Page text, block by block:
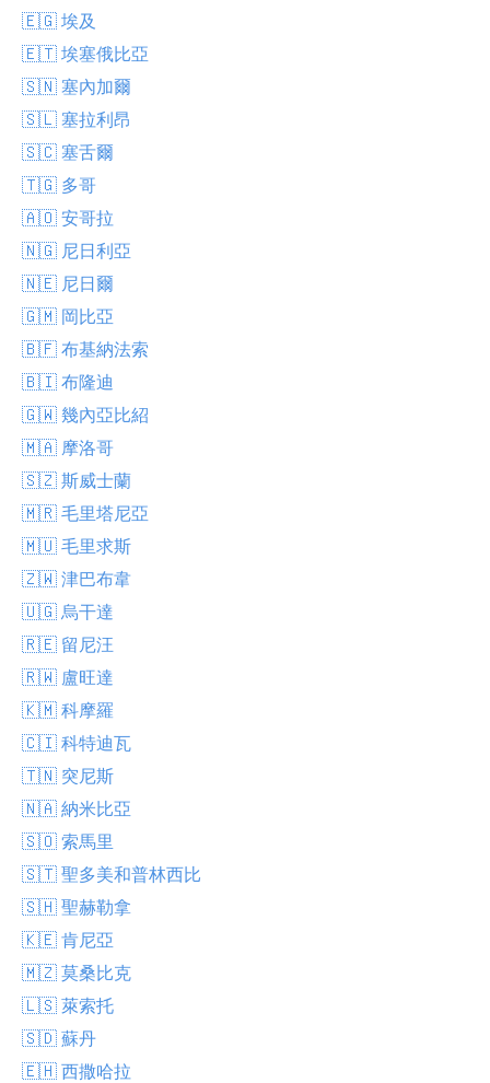
🇪🇬 埃及
🇪🇹 埃塞俄比亞
🇸🇳 塞內加爾
🇸🇱 塞拉利昂
🇸🇨 塞舌爾
🇹🇬 多哥
🇦🇴 安哥拉
🇳🇬 尼日利亞
🇳🇪 尼日爾
🇬🇲 岡比亞
🇧🇫 布基納法索
🇧🇮 布隆迪
🇬🇼 幾內亞比紹
🇲🇦 摩洛哥
🇸🇿 斯威士蘭
🇲🇷 毛里塔尼亞
🇲🇺 毛里求斯
🇿🇼 津巴布韋
🇺🇬 烏干達
🇷🇪 留尼汪
🇷🇼 盧旺達
🇰🇲 科摩羅
🇨🇮 科特迪瓦
🇹🇳 突尼斯
🇳🇦 納米比亞
🇸🇴 索馬里
🇸🇹 聖多美和普林西比
🇸🇭 聖赫勒拿
🇰🇪 肯尼亞
🇲🇿 莫桑比克
🇱🇸 萊索托
🇸🇩 蘇丹
🇪🇭 西撒哈拉